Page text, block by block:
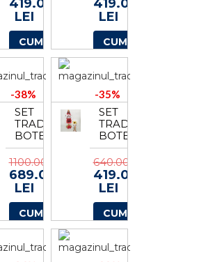
419.00
LEI
CUMPARA
419.00
LEI
CUMPARA
-38%
SET
TRADITIONAL
BOTEZ
BAIAT
-
COSTUMAS
+
TRUSOU
+
CUTIE
+
LUMANARE
4
1100.00
689.00
LEI
CUMPARA
-35%
SET
TRADITIONAL
BOTEZ
ANTONIA
6
640.00
419.00
LEI
CUMPARA